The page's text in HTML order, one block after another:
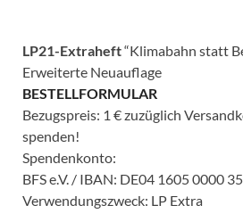
LP21-Extraheft“Klimabahn statt
Erweiterte Neuauflage
BESTELLFORMULAR
Bezugspreis: 1 € zuzüglich
spenden!
Spendenkonto:
BFS e.V. / IBAN: DE04 1605 0000
Verwendungszweck: LP Extra